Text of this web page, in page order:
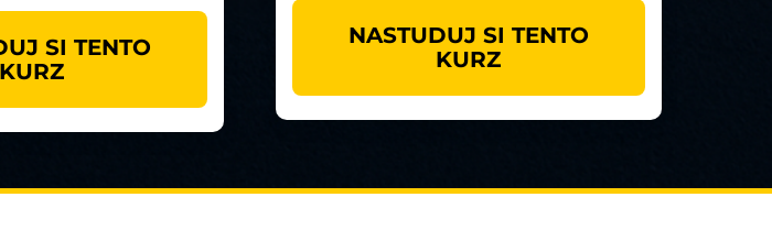
SI TENTO
KURZ
NASTUDUJ SI TENTO
KURZ